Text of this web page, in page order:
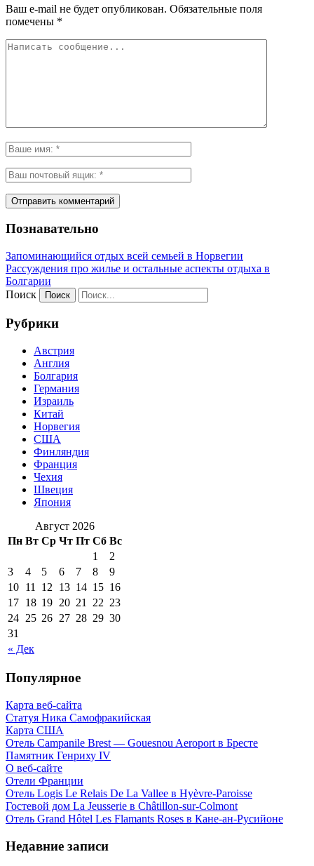
Ваш e-mail не будет опубликован. Обязательные поля
помечены *
Познавательно
Запоминающийся отдых всей семьей в Норвегии
Рассуждения про жилье и остальные аспекты отдыха в
Болгарии
Поиск
Рубрики
Австрия
Англия
Болгария
Германия
Израиль
Китай
Норвегия
США
Финляндия
Франция
Чехия
Швеция
Япония
Август 2026
Пн Вт Ср Чт Пт Сб Вс
« Дек
1
2
3
4 5 6 7 8
9
10 11 12 13 14 15 16
17 18 19 20 21 22 23
24 25 26 27 28 29 30
31
Популярное
Карта веб-сайта
Статуя Ника Самофракийская
Карта США
Отель Campanile Brest — Gouesnou Aeroport в Бресте
Памятник Генриху IV
О веб-сайте
Отели Франции
Отель Logis Le Relais De La Vallee в Hyèvre-Paroisse
Гостевой дом La Jeusserie в Châtillon-sur-Colmont
Отель Grand Hôtel Les Flamants Roses в Кане-ан-Русийоне
Недавние записи